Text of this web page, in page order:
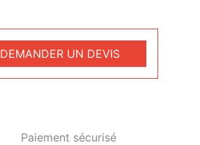
DEMANDER UN DEVIS
Paiement sécurisé